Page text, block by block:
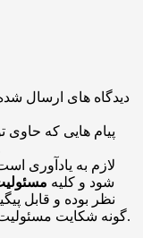
دیدگاه های ارسال
پیام هایی که حاوی
لازم به یادآوری
شود و کلیه
نظر بوده و قابل
گونه شکایت مسئولیت بر عهده شخص نظر دهنده خواهد بود.